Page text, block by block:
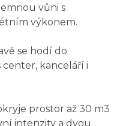
vůni s
výkonem.
se hodí do
kanceláří i
prostor až 30 m3
intenzity a dvou